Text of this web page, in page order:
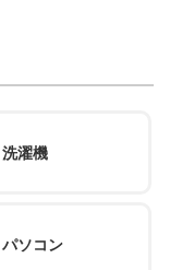
洗濯機
パソコン